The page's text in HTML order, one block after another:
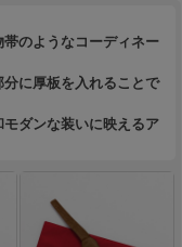
のようなコーディネー
に厚板を入れることで
ダンな装いに映えるア